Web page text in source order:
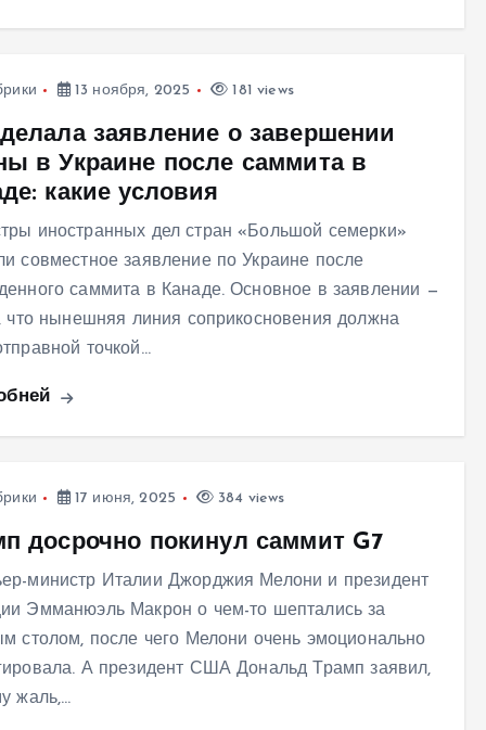
13 ноября, 2025 181 views
заявление о завершении
в Украине после саммита в
какие условия
иностранных дел стран «Большой семерки»
совместное заявление по Украине после
саммита в Канаде. Основное в заявлении —
что нынешняя линия соприкосновения должна
точкой…
17 июня, 2025 384 views
досрочно покинул саммит G7
министр Италии Джорджия Мелони и президент
Эмманюэль Макрон о чем-то шептались за
столом, после чего Мелони очень эмоционально
А президент США Дональд Трамп заявил,
жаль,…